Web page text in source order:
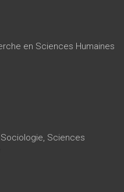
en Sciences Humaines
Sociologie, Sciences